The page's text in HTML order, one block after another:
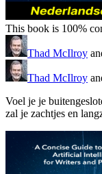
This book is 100%
Thad McIlroy
Thad McIlroy
Voel je je
zal je zachtjes en